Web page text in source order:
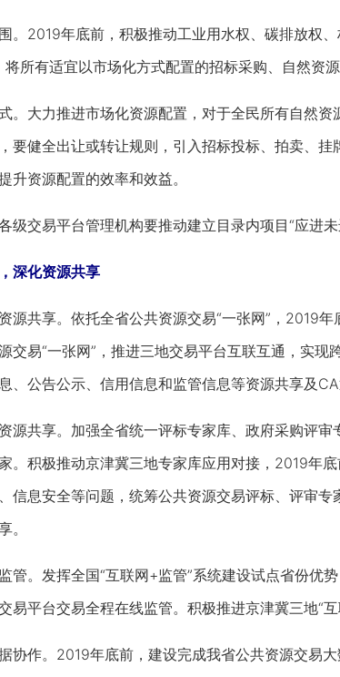
2019年底前，积极推动工业用水权、碳排放权、
所有适宜以市场化方式配置的招标采购、自然资
大力推进市场化资源配置，对于全民所有自然资
要健全出让或转让规则，引入招标投标、拍卖、
升资源配置的效率和效益。
交易平台管理机构要推动建立目录内项目“应进未
深化资源共享
共享。依托全省公共资源交易“一张网”，2019年
交易“一张网”，推进三地交易平台互联互通，实
、公告公示、信用信息和监管信息等资源共享及
共享。加强全省统一评标专家库、政府采购评审
。积极推动京津冀三地专家库应用对接，2019年
信息安全等问题，统筹公共资源交易评标、评审
。
。发挥全国“互联网+监管”系统建设试点省份优
易平台交易全程在线监管。积极推进京津冀三地“互
作。2019年底前，建设完成我省公共资源交易